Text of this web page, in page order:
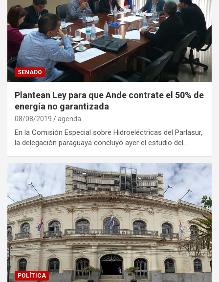
SENADO
Plantean Ley para que Ande contrate el 50% de
energía no garantizada
08/08/2019 agenda
En la Comisión Especial sobre Hidroeléctricas del Parlasur,
la delegación paraguaya concluyó ayer el estudio del…
POLÍTICA